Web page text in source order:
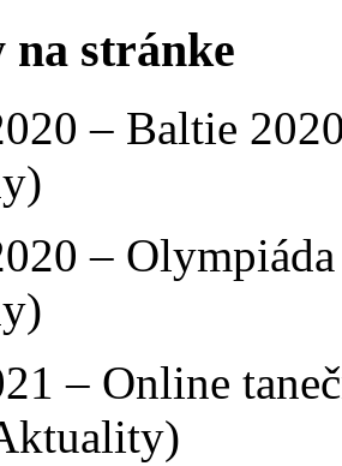
na stránke
– Baltie
–
– Online